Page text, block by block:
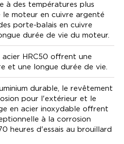
à des températures plus
le moteur en cuivre argenté
porte-balais en cuivre
durée de vie du moteur.
acier HRC50 offrent une
et une longue durée de vie.
durable, le revêtement
pour l'extérieur et le
en acier inoxydable offrent
à la corrosion
heures d'essais au brouillard